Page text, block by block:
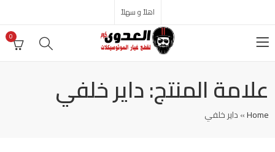
اهلاً و سهلاً
0
علامة المنتج: داير خلفي
Home
»داير خلفي